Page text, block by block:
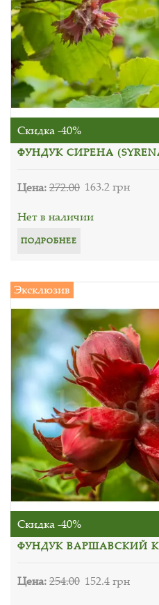
Скидка -40%
ФУНДУК СИРЕНА
Цена:272.00 163.2 грн
Нет в наличии
ПОДРОБНЕЕ
Эксклюзив
Скидка -40%
ФУНДУК ВАРШАВСКИЙ
Цена:254.00 152.4 грн